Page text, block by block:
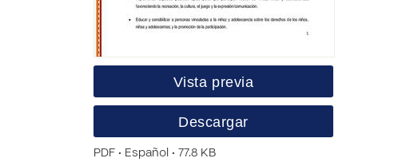
Vista previa
Descargar
PDF • Español • 77.8 KB